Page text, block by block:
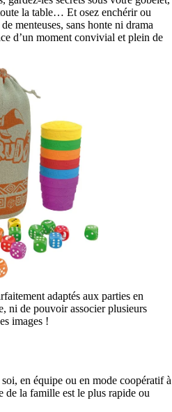
la table… Et osez enchérir ou
menteuses, sans honte ni drama
d’un moment convivial et plein de
adaptés aux parties en
ni de pouvoir associer plusieurs
images !
en équipe ou en mode coopératif à
de la famille est le plus rapide ou